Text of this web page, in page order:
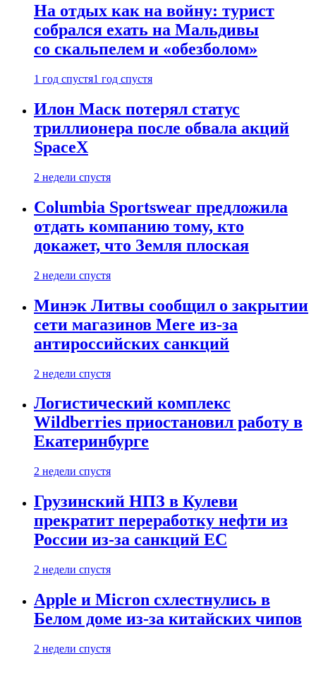
На отдых как на войну: турист
собрался ехать на Мальдивы
со скальпелем и «обезболом»
1 год спустя1 год спустя
Илон Маск потерял статус
триллионера после обвала акций
SpaceX
2 недели спустя
Columbia Sportswear предложила
отдать компанию тому, кто
докажет, что Земля плоская
2 недели спустя
Минэк Литвы сообщил о закрытии
сети магазинов Mere из-за
антироссийских санкций
2 недели спустя
Логистический комплекс
Wildberries приостановил работу в
Екатеринбурге
2 недели спустя
Грузинский НПЗ в Кулеви
прекратит переработку нефти из
России из-за санкций ЕС
2 недели спустя
Apple и Micron схлестнулись в
Белом доме из-за китайских чипов
2 недели спустя